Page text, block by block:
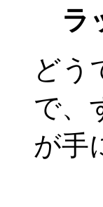
ラ
どう
で、
が手